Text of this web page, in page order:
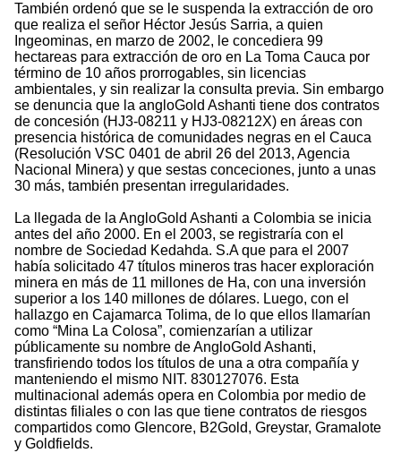
También ordenó que se le suspenda la extracción de oro
que realiza el señor Héctor Jesús Sarria, a quien
Ingeominas, en marzo de 2002, le concediera 99
hectareas para extracción de oro en La Toma Cauca por
término de 10 años prorrogables, sin licencias
ambientales, y sin realizar la consulta previa. Sin embargo
se denuncia que la angloGold Ashanti tiene dos contratos
de concesión (HJ3-08211 y HJ3-08212X) en áreas con
presencia histórica de comunidades negras en el Cauca
(Resolución VSC 0401 de abril 26 del 2013, Agencia
Nacional Minera) y que sestas conceciones, junto a unas
30 más, también presentan irregularidades.
La llegada de la AngloGold Ashanti a Colombia se inicia
antes del año 2000. En el 2003, se registraría con el
nombre de Sociedad Kedahda. S.A que para el 2007
había solicitado 47 títulos mineros tras hacer exploración
minera en más de 11 millones de Ha, con una inversión
superior a los 140 millones de dólares. Luego, con el
hallazgo en Cajamarca Tolima, de lo que ellos llamarían
como “Mina La Colosa”, comienzarían a utilizar
públicamente su nombre de AngloGold Ashanti,
transfiriendo todos los títulos de una a otra compañía y
manteniendo el mismo NIT. 830127076. Esta
multinacional además opera en Colombia por medio de
distintas filiales o con las que tiene contratos de riesgos
compartidos como Glencore, B2Gold, Greystar, Gramalote
y Goldfields.